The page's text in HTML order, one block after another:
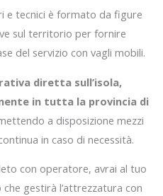
tecnici è formato da figure
sul territorio per fornire
del servizio con vagli mobili.
diretta sull’isola,
in tutta la provincia di
a disposizione mezzi
in caso di necessità.
con operatore, avrai al tuo
gestirà l’attrezzatura con